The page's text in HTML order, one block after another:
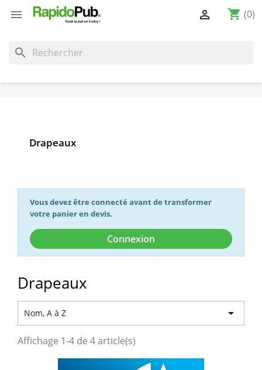
 shopping_cart (0)

search
Drapeaux
Vous devez être connecté avant de transformer
votre panier en devis.
Connexion
Drapeaux
Nom, A à Z 
Affichage 1-4 de 4 article(s)